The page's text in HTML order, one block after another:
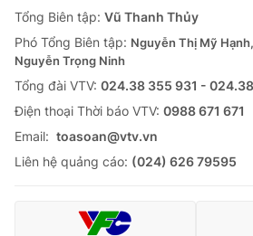
Tổng Biên tập: Vũ Thanh Thủy
Phó Tổng Biên tập: Nguyễn Thị Mỹ
Nguyễn Trọng Ninh
Tổng đài VTV: 024.38 355 931 -
Ðiện thoại Thời báo VTV: 0988 671 671
Email: toasoan@vtv.vn
Liên hệ quảng cáo: (024) 626 79595